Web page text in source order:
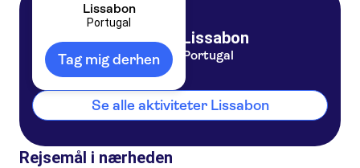
Lissabon
Portugal
Tag mig derhen
Lissabon
Portugal
Se alle aktiviteter Lissabon
Rejsemål i nærheden